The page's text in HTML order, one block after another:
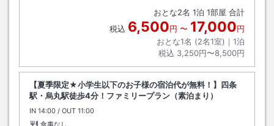
おとな2名 1泊 1部屋 合計
税込 6,500円 〜 17,000円
おとな1名 (2名1室)｜ 1泊
税込 3,250円〜8,500円
【夏季限定★小学生以下のお子様の宿泊代が無料！】四条
駅・烏丸駅徒歩4分！ファミリープラン（素泊まり）
IN チェックイン
14:00 / OUT チェックアウト
11:00